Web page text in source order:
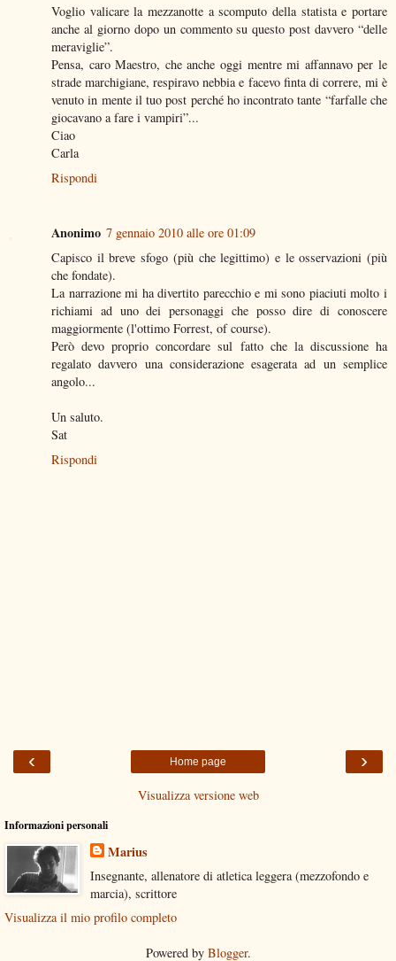
Voglio valicare la mezzanotte a scomputo della statista e portare
anche al giorno dopo un commento su questo post davvero “delle
meraviglie”.
Pensa, caro Maestro, che anche oggi mentre mi affannavo per le
strade marchigiane, respiravo nebbia e facevo finta di correre, mi è
venuto in mente il tuo post perché ho incontrato tante “farfalle che
giocavano a fare i vampiri”...
Ciao
Carla
Rispondi
Anonimo 7 gennaio 2010 alle ore 01:09
Capisco il breve sfogo (più che legittimo) e le osservazioni (più
che fondate).
La narrazione mi ha divertito parecchio e mi sono piaciuti molto i
richiami ad uno dei personaggi che posso dire di conoscere
maggiormente (l'ottimo Forrest, of course).
Però devo proprio concordare sul fatto che la discussione ha
regalato davvero una considerazione esagerata ad un semplice
angolo...
Un saluto.
Sat
Rispondi
‹ ›
Home page
Visualizza versione web
Informazioni personali
Marius
Insegnante, allenatore di atletica leggera (mezzofondo e
marcia), scrittore
Visualizza il mio profilo completo
Powered by Blogger.